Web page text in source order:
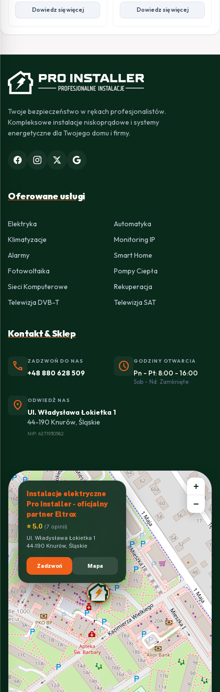
Dowiedz się więcej Dowiedz się więcej
Twoje bezpieczeństwo w rękach profesjonalistów.
Kompleksowe instalacje niskoprądowe i systemy
energetyczne dla Twojego domu i firmy.
Oferowane usługi
Elektryka
Automatyka
Klimatyzacje
Monitoring IP
Alarmy
Smart Home
Fotowoltaika
Pompy Ciepła
Sieci Komputerowe
Rekuperacja
Telewizja DVB-T
Telewizja SAT
Kontakt & Sklep
phone ZADZWOŃ DO NAS
+48 880 628 509 schedule GODZINY OTWARCIA
Pn - Pt: 8:00 - 16:00
Sob - Nd: Zamknięte
location_on ODWIEDŹ NAS
Ul. Władysława Łokietka 1
44-190 Knurów, Śląskie
NIP: 6271930582
Instalacje elektryczne
Pro Installer - oficjalny
partner Eltrox
⭐ 5.0 (7 opinii)
Ul. Władysława Łokietka 1
44-190 Knurów, Śląskie
Zadzwoń Mapa
+
−